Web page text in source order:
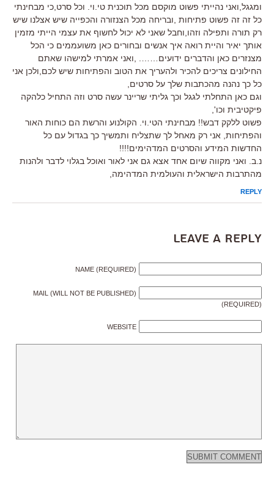
ומגגל,ואני נהייתי פשוט מוקסם מכל תוכנית טי.וי. וכל סרט,כי מבחינתי
כל זה זה פשוט פתיחות ,ובריחה מכל הצנזורה והכפייה שיש אצלנו שיש
רק תורה ותפילה וזהו,וחבל שאני לא יכול לחשוף את עצמי הייתי מזמין
אותך יאיר והיית רואה איך אנשים ובחורים כאן משועממים כי הכל
מצנזרים כאן והדברים ידועים……. ,ואני אמרתי למישהו שאתם
החילונים צריכים להכיר ולהעריך את הטוב והפתיחות שיש לכם,ולכן אני
כל כך נהנה מהכתבות שלך על סרטים,
וגם כאן התחלתי לגגל וכך גליתי שריינר עשה סרט וזה התחיל כלהקה
פיקטיבית וכו',
פשוט ללקק דבש!! מבחינתי הטי.וי. הקולנוע והרשת הם כוחות האור
והפתיחות, אני רק מאחל לך שתצליח ותמשיך כך בגדול עם כל
החדשות המידע והסרטים המדהימים!!!!
נ.ב. ואני מקווה שיום אחד אצא גם אני לאור ואוכל בגלוי לדבר ולהנות
מהתרבות הישראלית והעולמית המדהימה,
REPLY
Leave a Reply
NAME (REQUIRED)
MAIL (WILL NOT BE PUBLISHED)
(REQUIRED)
WEBSITE